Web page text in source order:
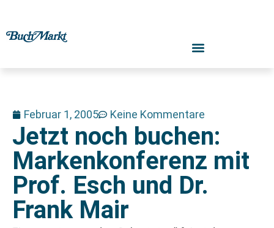
Februar 1, 2005 Keine Kommentare
Jetzt noch buchen:
Markenkonferenz mit
Prof. Esch und Dr.
Frank Mair